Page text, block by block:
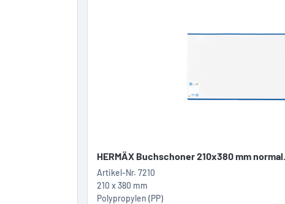
HERMÄX Buchschoner 210x380 mm normal...
Artikel-Nr. 7210
210 x 380 mm
Polypropylen (PP)